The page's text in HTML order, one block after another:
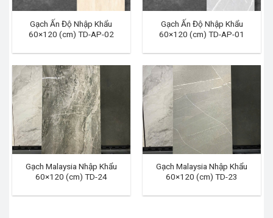
Gạch Ấn Độ Nhập Khẩu
60×120 (cm) TD-AP-02
Gạch Ấn Độ Nhập Khẩu
60×120 (cm) TD-AP-01
Gạch Malaysia Nhập Khẩu
60×120 (cm) TD-24
Gạch Malaysia Nhập Khẩu
60×120 (cm) TD-23